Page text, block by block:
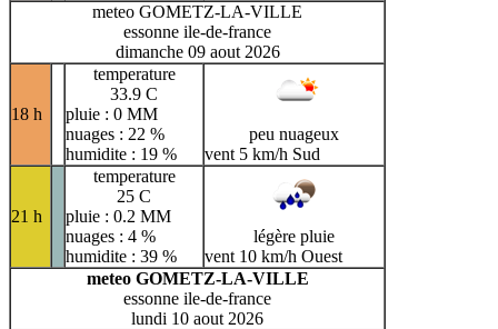
meteo GOMETZ-LA-VILLE
essonne ile-de-france
dimanche 09 aout 2026
18 h
temperature
33.9 C
pluie : 0 MM
nuages : 22 %
humidite : 19 %
peu nuageux
vent 5 km/h Sud
21 h
temperature
25 C
pluie : 0.2 MM
nuages : 4 %
humidite : 39 %
légère pluie
vent 10 km/h Ouest
meteo GOMETZ-LA-VILLE
essonne ile-de-france
lundi 10 aout 2026